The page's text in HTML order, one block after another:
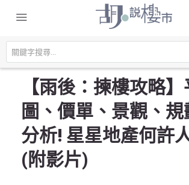
主頁
新盤攻略
【雨後：揀樓攻略】平面圖、價單、景觀、規劃詳
也? (附影片)
【雨後：揀樓攻略
圖、價單、景觀、
分析! 星星地產何許
(附影片)